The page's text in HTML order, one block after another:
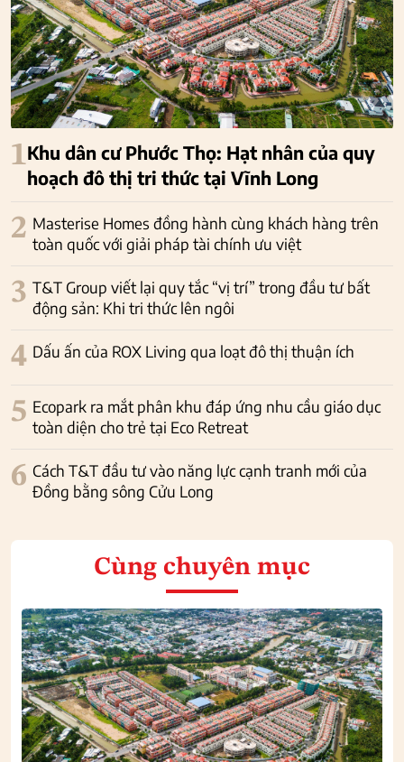
1Khu dân cư Phước Thọ: Hạt nhân của quy
hoạch đô thị tri thức tại Vĩnh Long
2 Masterise Homes đồng hành cùng khách hàng trên
toàn quốc với giải pháp tài chính ưu việt
3 T&T Group viết lại quy tắc “vị trí” trong đầu tư bất
động sản: Khi tri thức lên ngôi
4 Dấu ấn của ROX Living qua loạt đô thị thuận ích
5 Ecopark ra mắt phân khu đáp ứng nhu cầu giáo dục
toàn diện cho trẻ tại Eco Retreat
6 Cách T&T đầu tư vào năng lực cạnh tranh mới của
Đồng bằng sông Cửu Long
Cùng chuyên mục